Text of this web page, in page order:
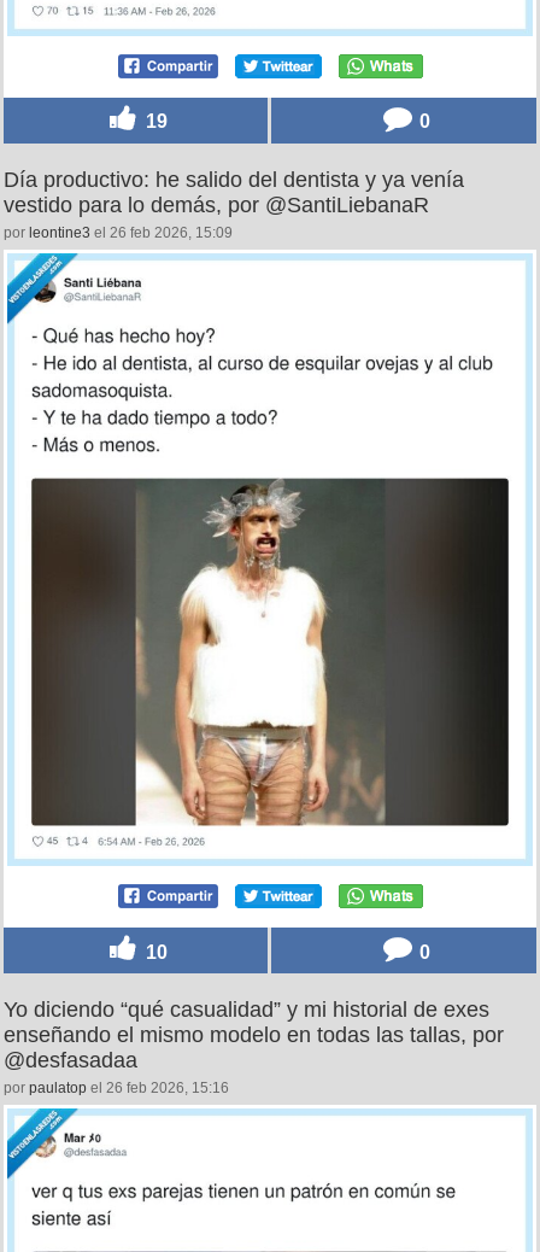
19 0
Día productivo: he salido del dentista y ya venía
vestido para lo demás, por @SantiLiebanaR
por leontine3 el 26 feb 2026, 15:09
10 0
Yo diciendo “qué casualidad” y mi historial de exes
enseñando el mismo modelo en todas las tallas, por
@desfasadaa
por paulatop el 26 feb 2026, 15:16